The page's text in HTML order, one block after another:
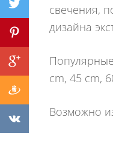
свечения,
дизайна
cm, 45 cm,
Возможно